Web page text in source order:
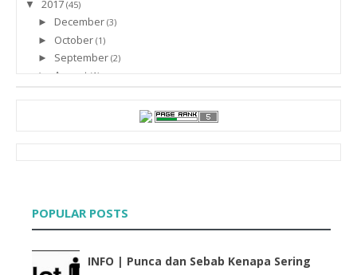
▼ 2017 (45)
► December (3)
► October (1)
► September (2)
►
August (1)
Frozen Tako | Masak Sendiri Je Kat Rumah !
INFO | 4 Cara Halang Kucing Kencing Merata-rata
►February
► January(4)
POPULAR POSTS
INFO | Punca dan Sebab Kenapa Sering